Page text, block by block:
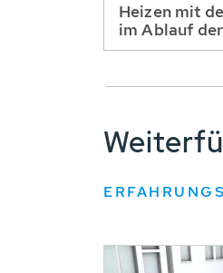
Heizen mit
im Ablauf